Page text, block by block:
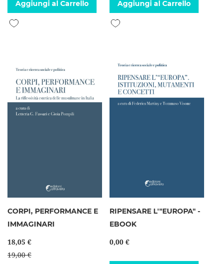
Aggiungi al Carrello
Aggiungi alla lista desideri
Aggiungi al Carrello
Aggiungi alla lista desideri
CORPI, PERFORMANCE E
IMMAGINARI
18,05 €
19,00 €
RIPENSARE L'"EUROPA" -
EBOOK
0,00 €